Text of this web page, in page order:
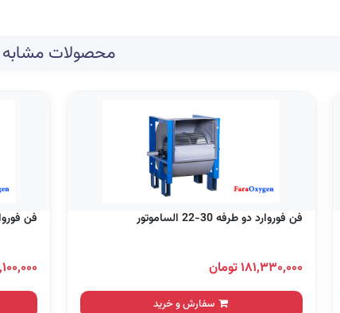
محصولات مشابه
فن فوروارد دو طرفه 30-22 الساموتور
۱۸۱,۳۳۰,۰۰۰ تومان
سفارش و خرید
فن فوروارد